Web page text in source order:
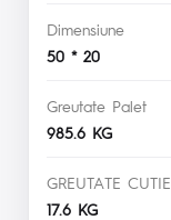
Dimensiune
50 * 20
Greutate Palet
985.6 KG
GREUTATE CUTIE
17.6 KG